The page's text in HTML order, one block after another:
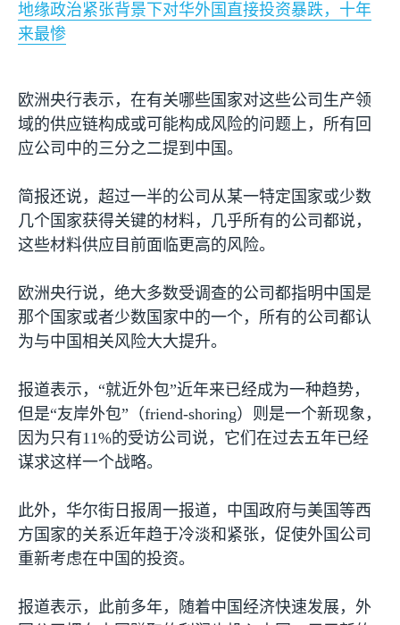
地缘政治紧张背景下对华外国直接投资暴跌，十年
来最惨
欧洲央行表示，在有关哪些国家对这些公司生产领
域的供应链构成或可能构成风险的问题上，所有回
应公司中的三分之二提到中国。
简报还说，超过一半的公司从某一特定国家或少数
几个国家获得关键的材料，几乎所有的公司都说，
这些材料供应目前面临更高的风险。
欧洲央行说，绝大多数受调查的公司都指明中国是
那个国家或者少数国家中的一个，所有的公司都认
为与中国相关风险大大提升。
报道表示，“就近外包”近年来已经成为一种趋势，
但是“友岸外包”（friend-shoring）则是一个新现象，
因为只有11%的受访公司说，它们在过去五年已经
谋求这样一个战略。
此外，华尔街日报周一报道，中国政府与美国等西
方国家的关系近年趋于冷淡和紧张，促使外国公司
重新考虑在中国的投资。
报道表示，此前多年，随着中国经济快速发展，外